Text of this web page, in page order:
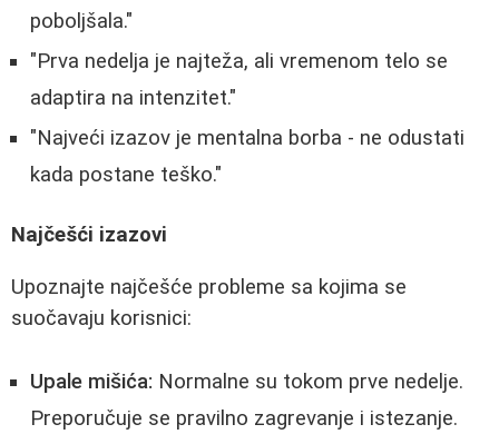
poboljšala."
"Prva nedelja je najteža, ali vremenom telo se
adaptira na intenzitet."
"Najveći izazov je mentalna borba - ne odustati
kada postane teško."
Najčešći izazovi
Upoznajte najčešće probleme sa kojima se
suočavaju korisnici:
Upale mišića: Normalne su tokom prve nedelje.
Preporučuje se pravilno zagrevanje i istezanje.